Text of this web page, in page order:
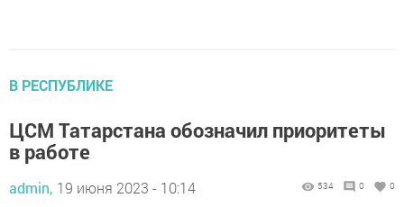
В РЕСПУБЛИКЕ
ЦСМ Татарстана обозначил приоритеты
в работе
admin, 19 июня 2023 - 10:14 534 0 0